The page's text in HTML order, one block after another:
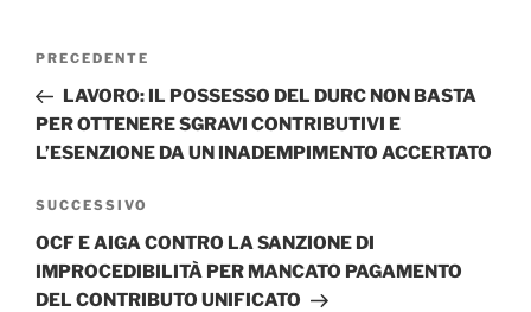
Navigazione
Articolo
precedente:
PRECEDENTE
LAVORO: IL POSSESSO DEL DURC NON BASTA
PER OTTENERE SGRAVI CONTRIBUTIVI E
L’ESENZIONE DA UN INADEMPIMENTO ACCERTATO
Articolo
successivo
SUCCESSIVO
OCF E AIGA CONTRO LA SANZIONE DI
IMPROCEDIBILITÀ PER MANCATO PAGAMENTO
DEL CONTRIBUTO UNIFICATO